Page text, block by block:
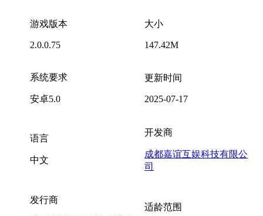
游戏版本
2.0.0.75
大小
147.42M
系统要求
安卓5.0
更新时间
2025-07-17
语言
中文
开发商
成都嘉谊互娱科技有限公
司
发行商
适龄范围